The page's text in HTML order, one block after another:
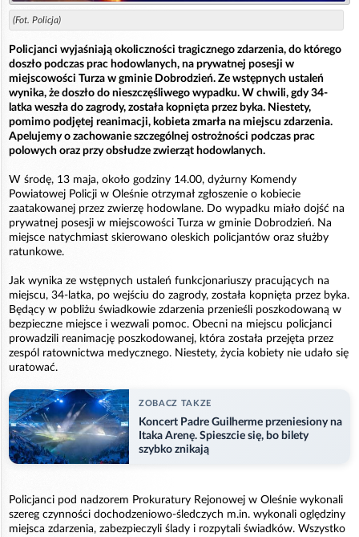
(Fot. Policja)
Policjanci wyjaśniają okoliczności tragicznego zdarzenia, do którego
doszło podczas prac hodowlanych, na prywatnej posesji w
miejscowości Turza w gminie Dobrodzień. Ze wstępnych ustaleń
wynika, że doszło do nieszczęśliwego wypadku. W chwili, gdy 34-
latka weszła do zagrody, została kopnięta przez byka. Niestety,
pomimo podjętej reanimacji, kobieta zmarła na miejscu zdarzenia.
Apelujemy o zachowanie szczególnej ostrożności podczas prac
polowych oraz przy obsłudze zwierząt hodowlanych.
W środę, 13 maja, około godziny 14.00, dyżurny Komendy
Powiatowej Policji w Oleśnie otrzymał zgłoszenie o kobiecie
zaatakowanej przez zwierzę hodowlane. Do wypadku miało dojść na
prywatnej posesji w miejscowości Turza w gminie Dobrodzień. Na
miejsce natychmiast skierowano oleskich policjantów oraz służby
ratunkowe.
Jak wynika ze wstępnych ustaleń funkcjonariuszy pracujących na
miejscu, 34-latka, po wejściu do zagrody, została kopnięta przez byka.
Będący w pobliżu świadkowie zdarzenia przenieśli poszkodowaną w
bezpieczne miejsce i wezwali pomoc. Obecni na miejscu policjanci
prowadzili reanimację poszkodowanej, która została przejęta przez
zespól ratownictwa medycznego. Niestety, życia kobiety nie udało się
uratować.
ZOBACZ TAKZE
Koncert Padre Guilherme przeniesiony na
Itaka Arenę. Spieszcie się, bo bilety
szybko znikają
Policjanci pod nadzorem Prokuratury Rejonowej w Oleśnie wykonali
szereg czynności dochodzeniowo-śledczych m.in. wykonali oględziny
miejsca zdarzenia, zabezpieczyli ślady i rozpytali świadków. Wszystko